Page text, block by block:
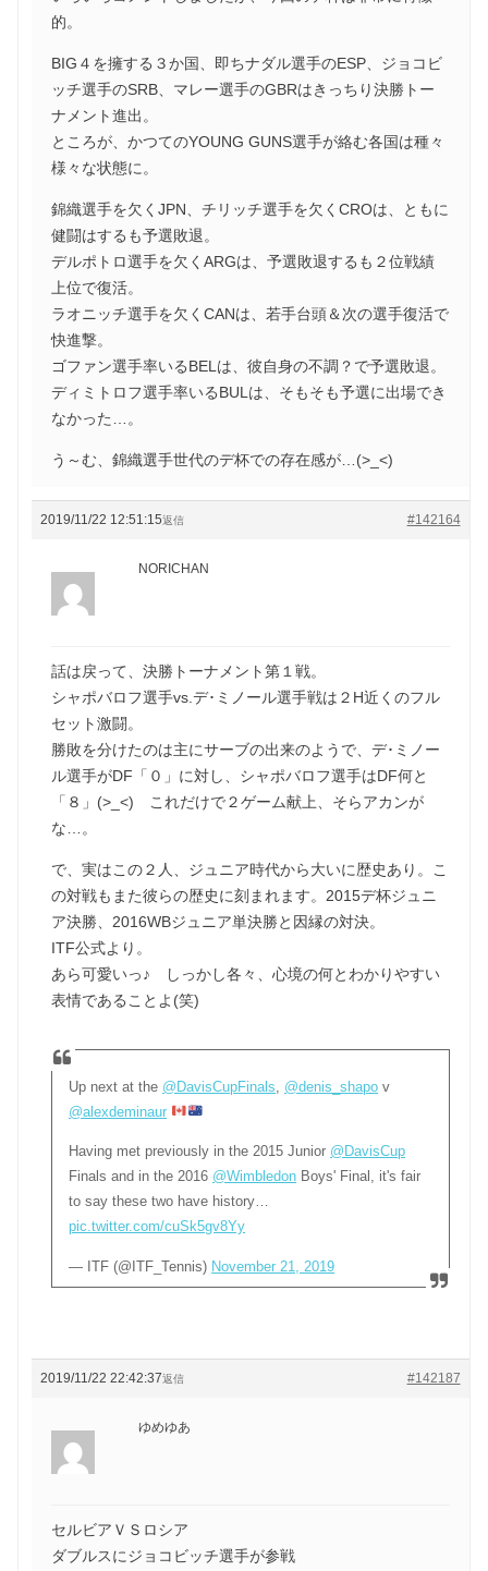
的。
BIG４を擁する３か国、即ちナダル選手のESP、ジョコビ
ッチ選手のSRB、マレー選手のGBRはきっちり決勝トー
ナメント進出。
ところが、かつてのYOUNG GUNS選手が絡む各国は種々
様々な状態に。
錦織選手を欠くJPN、チリッチ選手を欠くCROは、ともに
健闘はするも予選敗退。
デルポトロ選手を欠くARGは、予選敗退するも２位戦績
上位で復活。
ラオニッチ選手を欠くCANは、若手台頭＆次の選手復活で
快進撃。
ゴファン選手率いるBELは、彼自身の不調？で予選敗退。
ディミトロフ選手率いるBULは、そもそも予選に出場でき
なかった…。
う～む、錦織選手世代のデ杯での存在感が…(>_<)
2019/11/22 12:51:15 #142164
返信
NORICHAN
話は戻って、決勝トーナメント第１戦。
シャポバロフ選手vs.デ･ミノール選手戦は２H近くのフル
セット激闘。
勝敗を分けたのは主にサーブの出来のようで、デ･ミノー
ル選手がDF「０」に対し、シャポバロフ選手はDF何と
「８」(>_<) これだけで２ゲーム献上、そらアカンが
な…。
で、実はこの２人、ジュニア時代から大いに歴史あり。こ
の対戦もまた彼らの歴史に刻まれます。2015デ杯ジュニ
ア決勝、2016WBジュニア単決勝と因縁の対決。
ITF公式より。
あら可愛いっ♪ しっかし各々、心境の何とわかりやすい
表情であることよ(笑)
Up next at the @DavisCupFinals, @denis_shapo v
@alexdeminaur
Having met previously in the 2015 Junior @DavisCup
Finals and in the 2016 @Wimbledon Boys' Final, it's fair
to say these two have history…
pic.twitter.com/cuSk5gv8Yy
— ITF (@ITF_Tennis) November 21, 2019
2019/11/22 22:42:37 #142187
返信
ゆめゆあ
セルビアＶＳロシア
ダブルスにジョコビッチ選手が参戦